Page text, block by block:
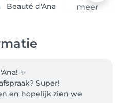
meer
✨
Super!
en hopelijk zien we